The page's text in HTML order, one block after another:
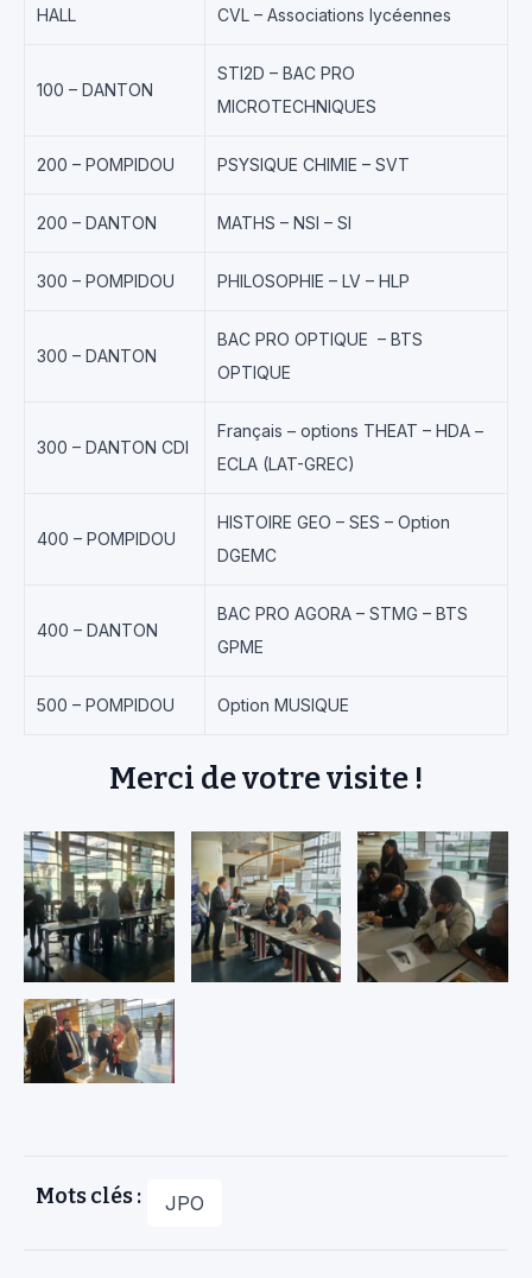
HALL CVL – Associations lycéennes
100 – DANTON
STI2D – BAC PRO
MICROTECHNIQUES
200 – POMPIDOU PSYSIQUE CHIMIE – SVT
200 – DANTON MATHS – NSI – SI
300 – POMPIDOU PHILOSOPHIE – LV – HLP
300 – DANTON
BAC PRO OPTIQUE – BTS
OPTIQUE
300 – DANTON CDI
Français – options THEAT – HDA –
ECLA (LAT-GREC)
400 – POMPIDOU
HISTOIRE GEO – SES – Option
DGEMC
400 – DANTON
BAC PRO AGORA – STMG – BTS
GPME
500 – POMPIDOU Option MUSIQUE
Merci de votre visite !
Mots clés : JPO